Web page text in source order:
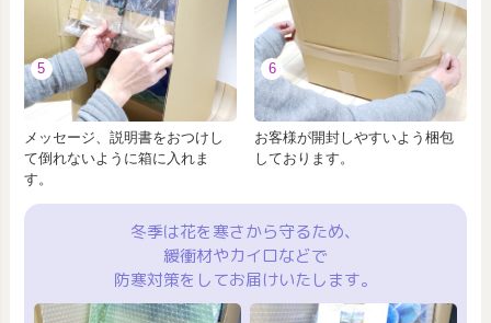
5
メッセージ、説明書をおつけし
て倒れないように箱に入れま
す。
6
お客様が開封しやすいよう梱包
しております。
冬季は花を寒さから守るため、
緩衝材やカイロなどで
防寒対策をしてお届けいたします。